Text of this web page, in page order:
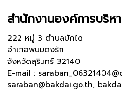
สำนักงานองค์การบริห
222 หมู่ 3 ตำบลบักได
อำเภอพนมดงรัก
จังหวัดสุรินทร์ 32140
E-mail :
saraban@bakdai.go.th,